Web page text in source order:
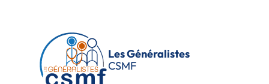
Les Généralistes
CSMF